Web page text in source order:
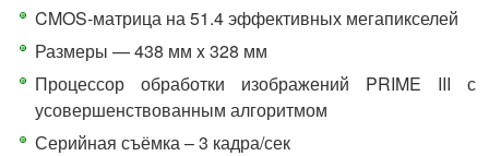
CMOS-матрица на 51.4 эффективных мегапикселей
Размеры — 438 мм x 328 мм
Процессор обработки изображений PRIME III с
усовершенствованным алгоритмом
Серийная съёмка – 3 кадра/сек